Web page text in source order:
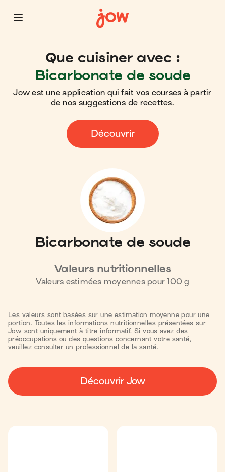
Que cuisiner avec :
Bicarbonate de soude
Jow est une application qui fait vos courses à partir
de nos suggestions de recettes.
Découvrir
Bicarbonate de soude
Valeurs nutritionnelles
Valeurs estimées moyennes pour 100 g
Les valeurs sont basées sur une estimation moyenne pour une
portion. Toutes les informations nutritionnelles présentées sur
Jow sont uniquement à titre informatif. Si vous avez des
préoccupations ou des questions concernant votre santé,
veuillez consulter un professionnel de la santé.
Découvrir Jow